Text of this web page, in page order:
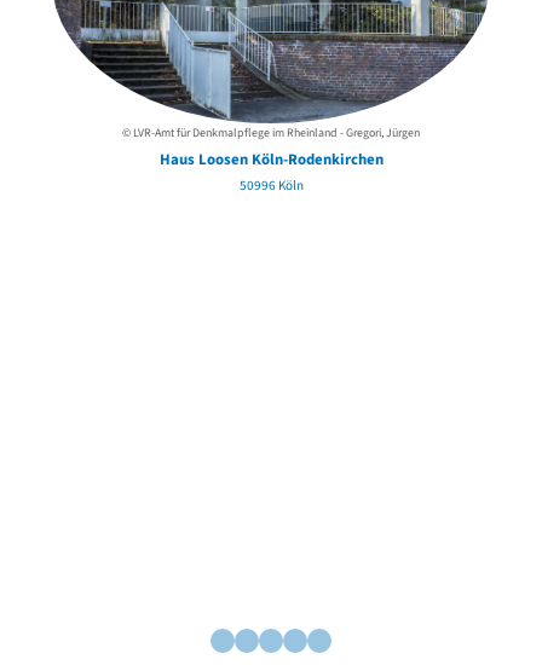
© LVR-Amt für Denkmalpflege im Rheinland - Gregori, Jürgen
Haus Loosen Köln-Rodenkirchen
50996 Köln